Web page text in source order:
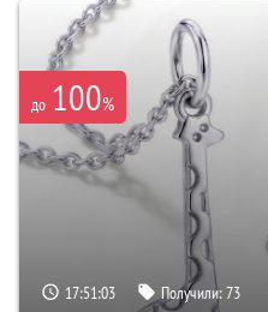
до 100%
17:51:02 Получили:73